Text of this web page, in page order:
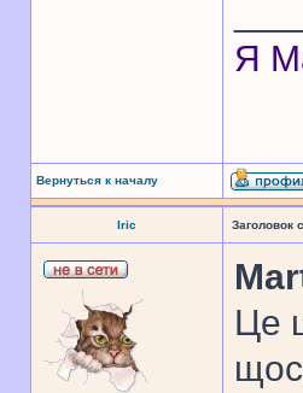
Я
Вернуться к началу
Iric Заголовок
Це